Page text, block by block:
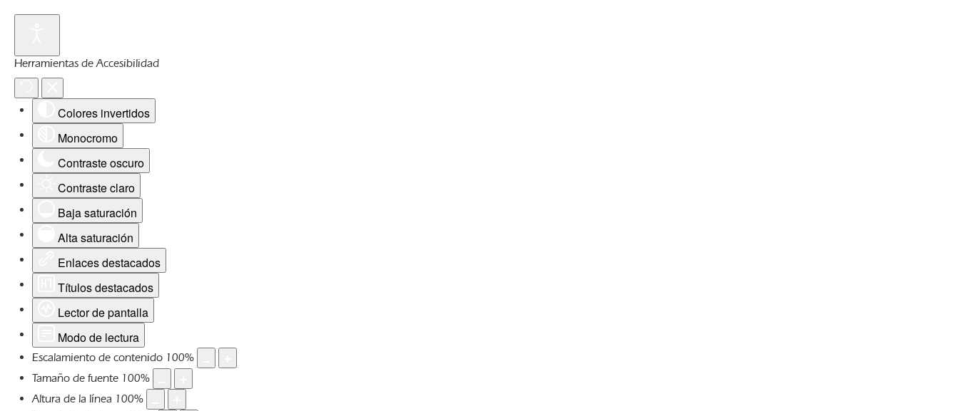
Herramientas de Accesibilidad
Colores invertidos
Monocromo
Contraste oscuro
Contraste claro
Baja saturación
Alta saturación
Enlaces destacados
Títulos destacados
Lector de pantalla
Modo de lectura
Escalamiento de contenido 100%
Tamaño de fuente 100%
Altura de la línea 100%